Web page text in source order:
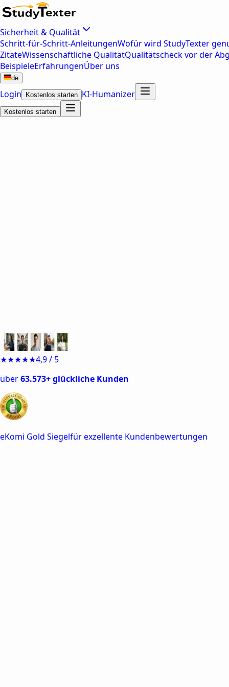
Sicherheit & Qualität
Schritt-für-Schritt-AnleitungenWofür wird StudyTexter
ZitateWissenschaftliche QualitätQualitätscheck vor der
BeispieleErfahrungenÜber uns
de
Login Kostenlos starten KI-Humanizer
Kostenlos starten
z. B. Beispiel-Eingaben:
★★★★★4,9 / 5
über63.573+ glückliche Kunden
für exzellente Kundenbewertungen